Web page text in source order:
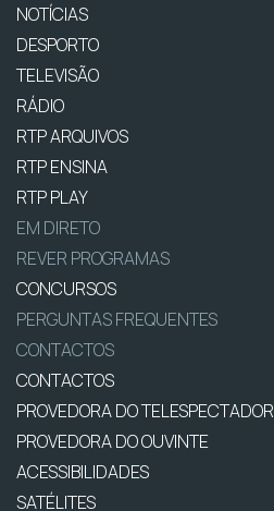
NOTÍCIAS
DESPORTO
TELEVISÃO
RÁDIO
RTP ARQUIVOS
RTP ENSINA
RTP PLAY
EM DIRETO
REVER PROGRAMAS
CONCURSOS
PERGUNTAS FREQUENTES
CONTACTOS
CONTACTOS
PROVEDORA DO TELESPECTADOR
PROVEDORA DO OUVINTE
ACESSIBILIDADES
SATÉLITES